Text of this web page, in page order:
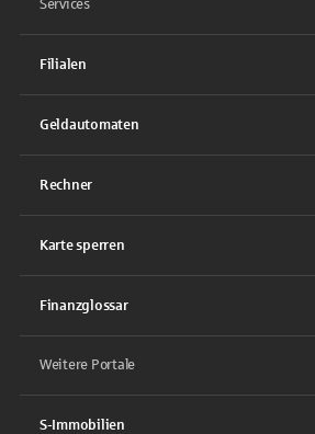
Services
Filialen
Geldautomaten
Rechner
Karte sperren
Finanzglossar
Weitere Portale
S-Immobilien